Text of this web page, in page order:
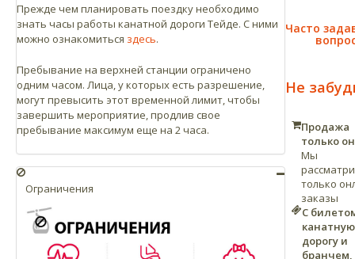
Прежде чем планировать поездку необходимо
знать часы работы канатной дороги Тейде. С ними
можно ознакомиться здесь.
Пребывание на верхней станции ограничено
одним часом. Лица, у которых есть разрешение,
могут превысить этот временной лимит, чтобы
завершить мероприятие, продлив свое
пребывание максимум еще на 2 часа.
Ограничения
Часто
Не
Продажа
только
Мы
только
заказы
С
канатную
дорогу и
бранчем,